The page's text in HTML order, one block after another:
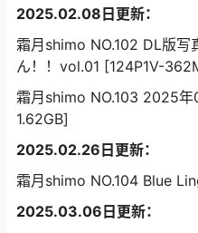
2025.02.08日更新：
霜月shimo NO.102 DL版写
ん！！vol.01 [124P1V-
霜月shimo NO.103 2025
1.62GB]
2025.02.26日更新：
霜月shimo NO.104 Blue
2025.03.06日更新：